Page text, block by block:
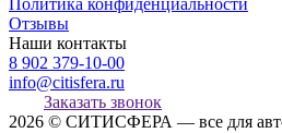
Политика конфиденциальности
Отзывы
Наши контакты
8 902 379-10-00
info@citisfera.ru
Заказать звонок
2026 © СИТИСФЕРА — все для